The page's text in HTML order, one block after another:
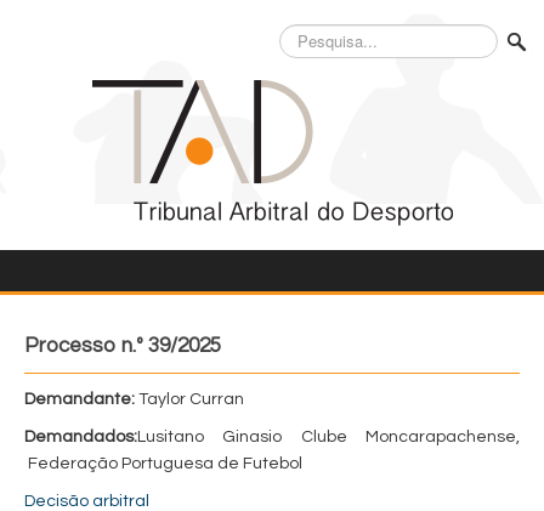
Pesquisa...
Processo n.º 39/2025
Demandante: Taylor Curran
Demandados:Lusitano Ginasio Clube Moncarapachense,
Federação Portuguesa de Futebol
Decisão arbitral